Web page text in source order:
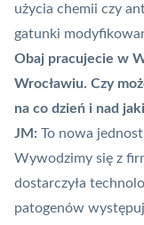
użycia chemii czy
gatunki
Obaj pracujecie w
Wrocławiu. Czy
na co dzień i nad
JM: To nowa
Wywodzimy się z
dostarczyła
patogenów